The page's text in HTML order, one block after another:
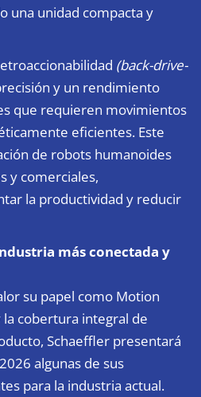
una unidad compacta y
(back-drive-
y un rendimiento
que requieren movimientos
eficientes. Este
de robots humanoides
y comerciales,
la productividad y reducir
más conectada y
su papel como Motion
cobertura integral de
Schaeffler presentará
algunas de sus
para la industria actual.